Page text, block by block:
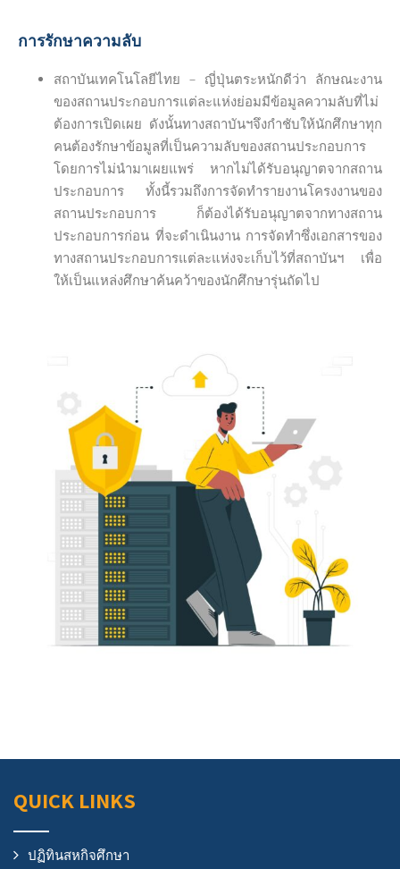
การรักษาความลับ
สถาบันเทคโนโลยีไทย – ญี่ปุ่นตระหนักดีว่า ลักษณะงาน
ของสถานประกอบการแต่ละแห่งย่อมมีข้อมูลความลับที่ไม่
ต้องการเปิดเผย ดังนั้นทางสถาบันฯจึงกำชับให้นักศึกษาทุก
คนต้องรักษาข้อมูลที่เป็นความลับของสถานประกอบการ
โดยการไม่นำมาเผยแพร่ หากไม่ได้รับอนุญาตจากสถาน
ประกอบการ ทั้งนี้รวมถึงการจัดทำรายงานโครงงานของ
สถานประกอบการ ก็ต้องได้รับอนุญาตจากทางสถาน
ประกอบการก่อน ที่จะดำเนินงาน การจัดทำซึ่งเอกสารของ
ทางสถานประกอบการแต่ละแห่งจะเก็บไว้ที่สถาบันฯ เพื่อ
ให้เป็นแหล่งศึกษาค้นคว้าของนักศึกษารุ่นถัดไป
QUICK LINKS
ปฏิทินสหกิจศึกษา